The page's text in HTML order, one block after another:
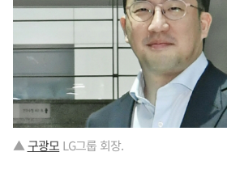
▲구광모 LG그룹 회장.